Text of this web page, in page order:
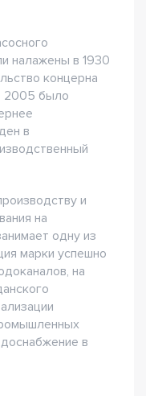
налажены в 1930
концерна
2005 было
в
и
на
одну из
марки успешно
на
в